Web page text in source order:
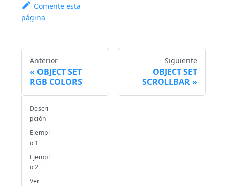
Comente esta
página
Anterior
OBJECT SET
RGB COLORS
Siguiente
OBJECT SET
SCROLLBAR
Descri
pción
Ejempl
o 1
Ejempl
o 2
Ver